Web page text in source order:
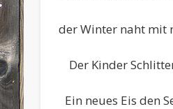
der Winter naht mit
Der Kinder
Ein neues Eis den